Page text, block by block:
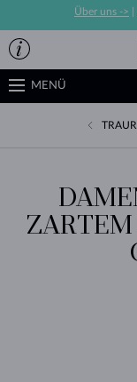
Über uns ->
MENÜ